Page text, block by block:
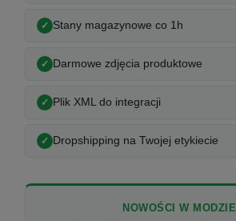
Stany magazynowe co 1h
Darmowe zdjęcia produktowe
Plik XML do integracji
Dropshipping na Twojej etykiecie
NOWOŚCI W MODZIE